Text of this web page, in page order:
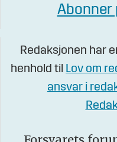
Abonner
Redaksjonen har
henhold til Lov om
ansvar i